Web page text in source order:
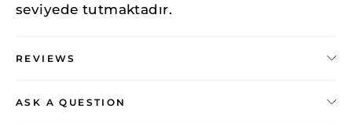
seviyede tutmaktadır.
REVIEWS
ASK A QUESTION